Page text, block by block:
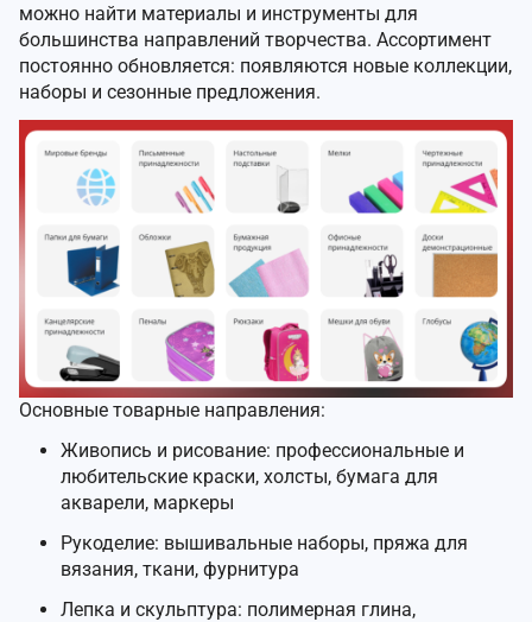
можно найти материалы и инструменты для
большинства направлений творчества. Ассортимент
постоянно обновляется: появляются новые коллекции,
наборы и сезонные предложения.
Основные товарные направления:
Живопись и рисование: профессиональные и
любительские краски, холсты, бумага для
акварели, маркеры
Рукоделие: вышивальные наборы, пряжа для
вязания, ткани, фурнитура
Лепка и скульптура: полимерная глина,